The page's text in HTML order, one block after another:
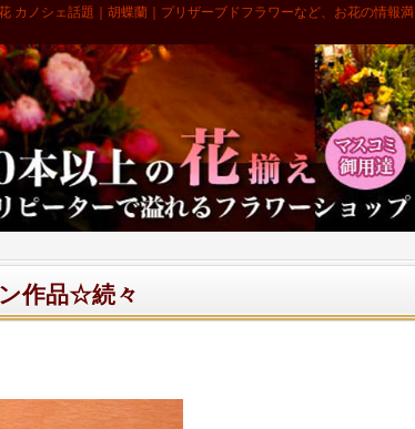
ノシェ話題｜胡蝶蘭｜プリザーブドフラワーなど、お花の情報満
作品☆続々